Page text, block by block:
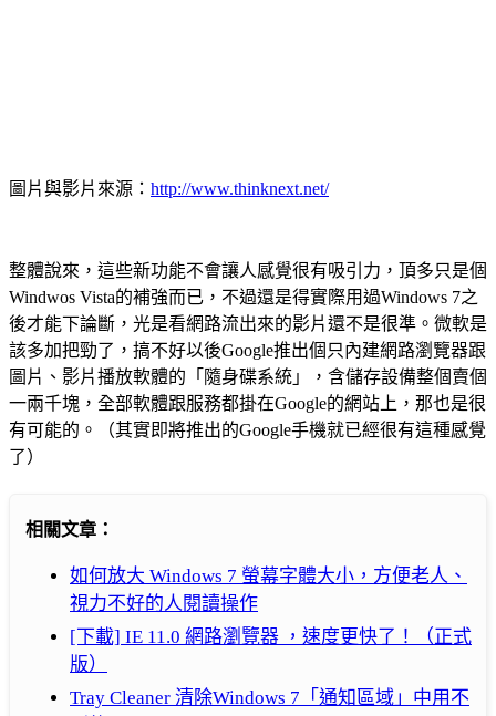
圖片與影片來源： http://www.thinknext.net/
整體說來，這些新功能不會讓人感覺很有吸引力，頂多只是個
Windwos Vista的補強而已，不過還是得實際用過Windows 7之
後才能下論斷，光是看網路流出來的影片還不是很準。微軟是
該多加把勁了，搞不好以後Google推出個只內建網路瀏覽器跟
圖片、影片播放軟體的「隨身碟系統」，含儲存設備整個賣個
一兩千塊，全部軟體跟服務都掛在Google的網站上，那也是很
有可能的。（其實即將推出的Google手機就已經很有這種感覺
了）
相關文章：
如何放大 Windows 7 螢幕字體大小，方便老人、
視力不好的人閱讀操作
[下載] IE 11.0 網路瀏覽器 ，速度更快了！（正式
版）
Tray Cleaner 清除Windows 7「通知區域」中用不